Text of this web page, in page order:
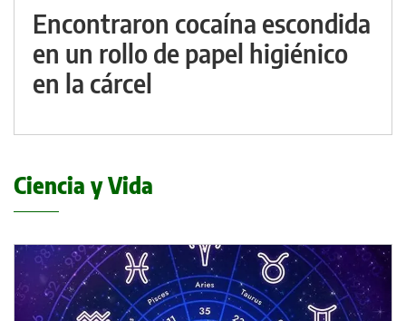
Encontraron cocaína escondida
en un rollo de papel higiénico
en la cárcel
Ciencia y Vida